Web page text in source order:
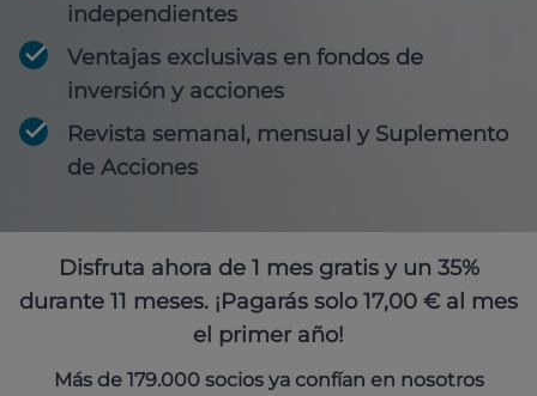
independientes
Ventajas exclusivas en fondos de
inversión y acciones
Revista semanal, mensual y Suplemento
de Acciones
Disfruta ahora de 1 mes gratis y un 35%
durante 11 meses. ¡Pagarás solo 17,00 € al mes
el primer año!
Más de 179.000 socios ya confían en nosotros